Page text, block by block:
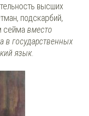
высших
подскарбий,
сейма вместо
в государственных
язык